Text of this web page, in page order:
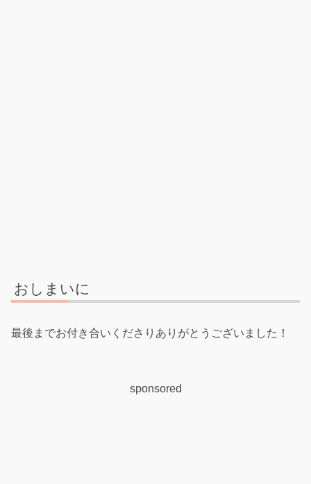
おしまいに
最後までお付き合いくださりありがとうございました！
sponsored